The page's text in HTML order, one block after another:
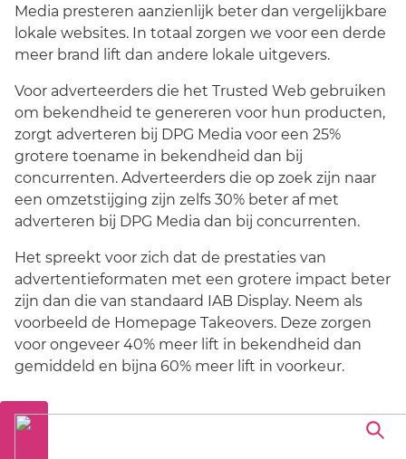
Media presteren aanzienlijk beter dan vergelijkbare
lokale websites. In totaal zorgen we voor een derde
meer brand lift dan andere lokale uitgevers.
Voor adverteerders die het Trusted Web gebruiken
om bekendheid te genereren voor hun producten,
zorgt adverteren bij DPG Media voor een 25%
grotere toename in bekendheid dan bij
concurrenten. Adverteerders die op zoek zijn naar
een omzetstijging zijn zelfs 30% beter af met
adverteren bij DPG Media dan bij concurrenten.
Het spreekt voor zich dat de prestaties van
advertentieformaten met een grotere impact beter
zijn dan die van standaard IAB Display. Neem als
voorbeeld de Homepage Takeovers. Deze zorgen
voor ongeveer 40% meer lift in bekendheid dan
gemiddeld en bijna 60% meer lift in voorkeur.